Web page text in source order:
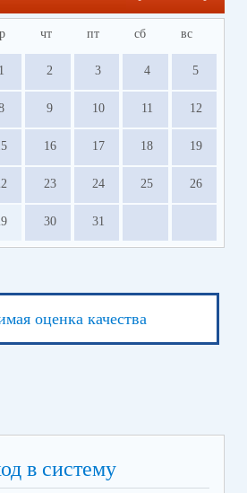
чт пт сб вс
1 2 3 4 5
9 10 11 12
16 17 18 19
23 24 25 26
30 31
оценка качества
в систему